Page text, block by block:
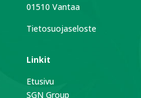
01510 Vantaa
Tietosuojaseloste
Linkit
Etusivu
SGN Group